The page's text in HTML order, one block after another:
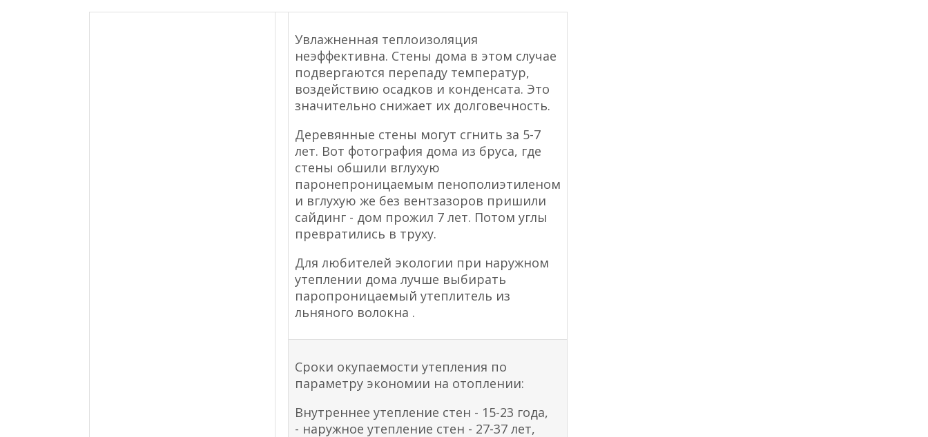
Увлажненная теплоизоляция
неэффективна. Стены дома в этом случае
подвергаются перепаду температур,
воздействию осадков и конденсата. Это
значительно снижает их долговечность.
Деревянные стены могут сгнить за 5-7
лет. Вот фотография дома из бруса, где
стены обшили вглухую
паронепроницаемым пенополиэтиленом
и вглухую же без вентзазоров пришили
сайдинг - дом прожил 7 лет. Потом углы
превратились в труху.
Для любителей экологии при наружном
утеплении дома лучше выбирать
паропроницаемый утеплитель из
льняного волокна .
Сроки окупаемости утепления по
параметру экономии на отоплении:
Внутреннее утепление стен - 15-23 года,
- наружное утепление стен - 27-37 лет,